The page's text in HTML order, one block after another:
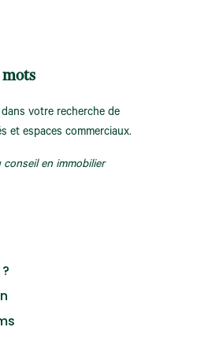
mots
votre recherche de
et espaces commerciaux.
conseil en immobilier